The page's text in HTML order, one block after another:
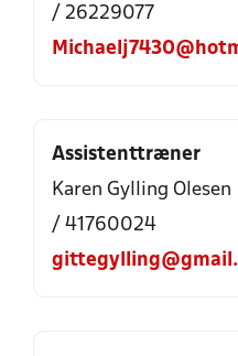
/ 26229077
Assistenttræner
Karen Gylling Olesen
/ 41760024